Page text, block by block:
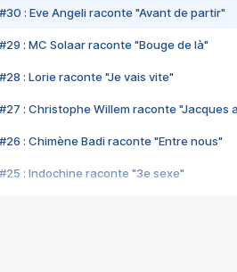
#30 : Eve Angeli raconte "Avant de partir"
#29 : MC Solaar raconte "Bouge de là"
#28 : Lorie raconte "Je vais vite"
#27 : Christophe Willem raconte "Jacques
#26 : Chimène Badi raconte "Entre nous"
#25 : Indochine raconte "3e sexe"